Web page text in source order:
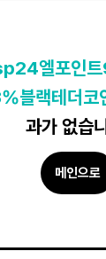
엘포인
블랙테더코
과가 없습
메인으로